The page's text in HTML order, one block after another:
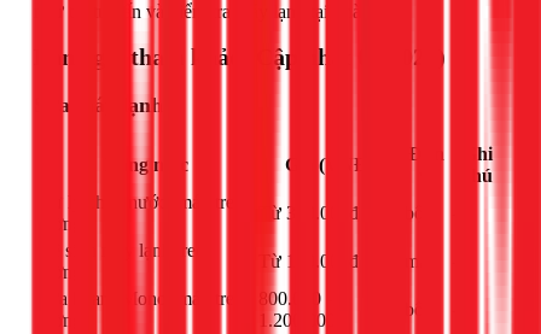
như tôi tư vấn và kiểm tra máy lạnh tại nhà.
Bảng giá tham khảo (Cập nhật 03/2026)
Sửa máy lạnh
Hạng mục Giá (VNĐ)
Đơn
Ghi
chú
Xử lý chảy nước (máy treo
tường)
Từ 300.000đ bộ
Vệ sinh máy lạnh treo
tường
Từ 150.000đ máy
Sửa board Mono (máy treo
tường)
800.000 -
1.200.000đ
bộ